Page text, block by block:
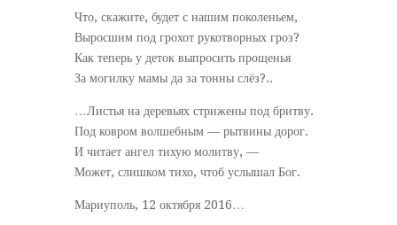
Что, скажите, будет с нашим поколеньем,
Выросшим под грохот рукотворных гроз?
Как теперь у деток выпросить прощенья
За могилку мамы да за тонны слёз?..
…Листья на деревьях стрижены под бритву.
Под ковром волшебным — рытвины дорог.
И читает ангел тихую молитву, —
Может, слишком тихо, чтоб услышал Бог.
Мариуполь, 12 октября 2016…